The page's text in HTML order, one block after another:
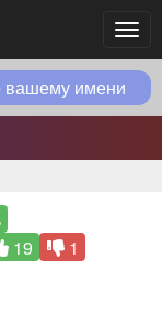
вашему имени
19
1